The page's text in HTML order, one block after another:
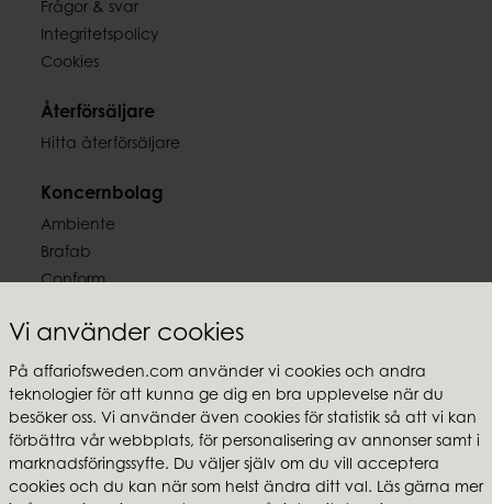
Vi använder cookies
På affariofsweden.com använder vi cookies och andra
teknologier för att kunna ge dig en bra upplevelse när du
besöker oss. Vi använder även cookies för statistik så att vi kan
förbättra vår webbplats, för personalisering av annonser samt i
marknadsföringssyfte. Du väljer själv om du vill acceptera
cookies och du kan när som helst ändra ditt val. Läs gärna mer
Frågor & svar
Integritetspolicy
Cookies
Återförsäljare
Hitta återförsäljare
Koncernbolag
Ambiente
Brafab
Conform
MTI
Följ oss